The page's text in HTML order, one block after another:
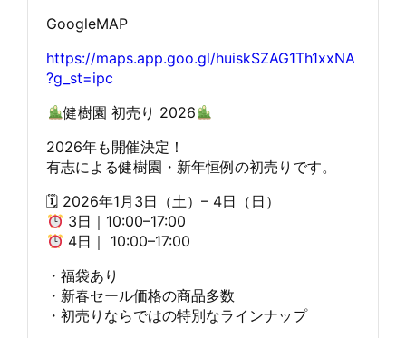
GoogleMAP
https://maps.app.goo.gl/huiskSZAG1Th1xxNA
?g_st=ipc
健樹園 初売り 2026
2026年も開催決定！
有志による健樹園・新年恒例の初売りです。
🗓 2026年1月3日（土）– 4日（日）
3日｜10:00–17:00
4日｜ 10:00–17:00
・福袋あり
・新春セール価格の商品多数
・初売りならではの特別なラインナップ